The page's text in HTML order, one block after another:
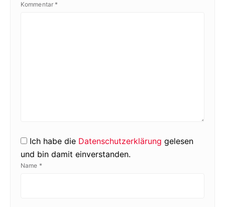
Kommentar *
Ich habe die Datenschutzerklärung gelesen
und bin damit einverstanden.
Name *